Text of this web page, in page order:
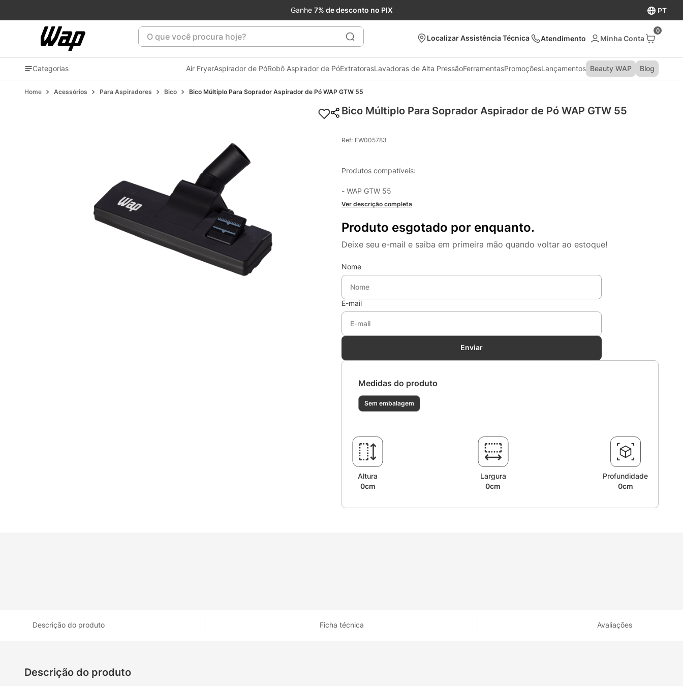
PT
Ganhe 7% de desconto no PIX
O que você procura hoje?
Localizar Assistência Técnica Atendimento
0
Categorias Air FryerAspirador de PóRobô Aspirador de PóExtratorasLavadoras de Alta PressãoFerramentasPromoçõesLançamentos Beauty WAP Blog
Acessórios Para Aspiradores Bico Bico Múltiplo Para Soprador Aspirador de Pó WAP GTW 55
Bico Múltiplo Para Soprador Aspirador de Pó WAP GTW 55
Ref: FW005783
Produtos compatíveis:
- WAP GTW 55
Ver descrição completa
Produto esgotado por enquanto.
Deixe seu e-mail e saiba em primeira mão quando voltar ao estoque!
Nome
E-mail
Enviar
Medidas do produto
Sem embalagem
Altura
0cm
Largura
0cm
Profundidade
0cm
Descrição do produto Ficha técnica Avaliações
Descrição do produto